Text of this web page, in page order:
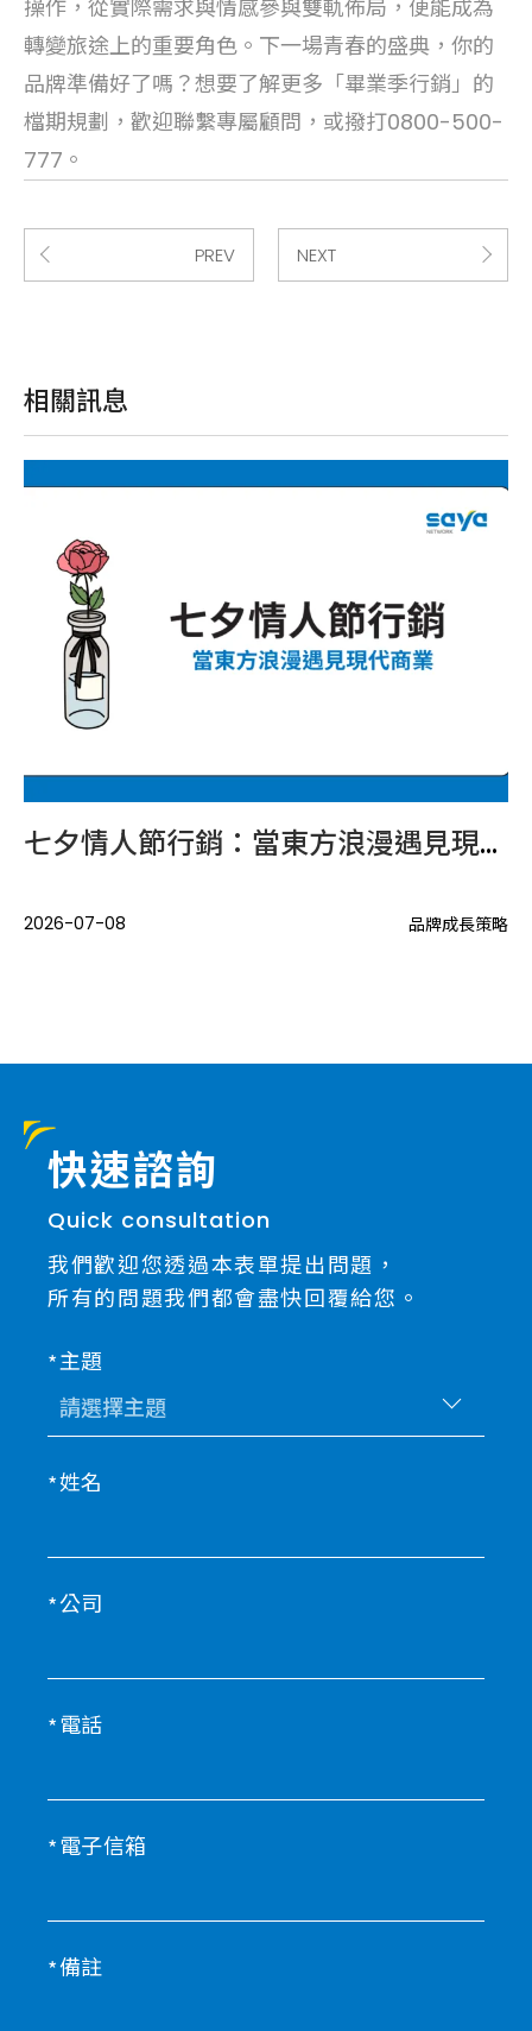
操作，從實際需求與情感參與雙軌佈局，便能成為
轉變旅途上的重要角色。下一場青春的盛典，你的
品牌準備好了嗎？想要了解更多「畢業季行銷」的
檔期規劃，歡迎聯繫專屬顧問，或撥打0800-500-
777。
PREV NEXT
相關訊息
七夕情人節行銷：當東方浪漫遇見現代商業
2026-07-08 品牌成長策略
快速諮詢
Quick consultation
我們歡迎您透過本表單提出問題，
所有的問題我們都會盡快回覆給您。
主題
姓名
公司
電話
電子信箱
備註